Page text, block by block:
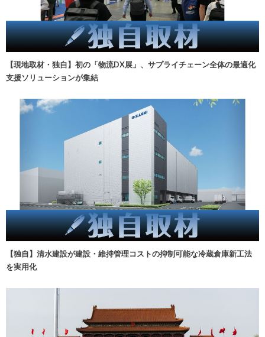
【現地取材・独自】初の「物流DX展」、サプライチェーン全体の最適化
支援ソリューションが集結
【独自】清水建設が建設・維持管理コストの抑制可能な冷蔵倉庫新工法
を実用化